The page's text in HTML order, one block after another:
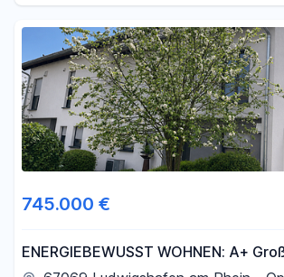
745.000 €
ENERGIEBEWUSST WOHNEN: A+